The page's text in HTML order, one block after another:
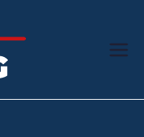
Hamb
Der hanseatische